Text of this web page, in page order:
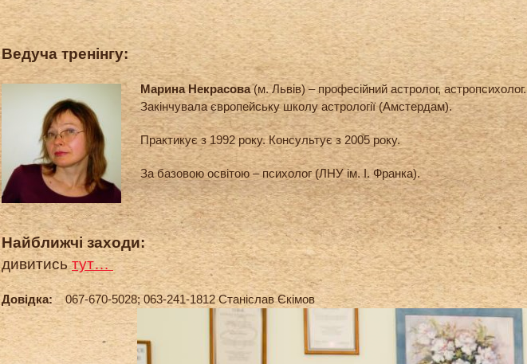
Ведуча тренінгу:
Марина Некрасова(м. Львів) – професійний астролог, астропсихолог.
Закінчувала європейську школу астрології (Амстердам).
Практикує з 1992 року. Консультує з 2005 року.
За базовою освітою – психолог (ЛНУ ім. І. Франка).
Найближчі заходи:
дивитисьтут…
Довідка:067-670-5028; 063-241-1812 Станіслав Єкімов